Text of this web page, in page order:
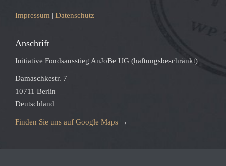
Impressum | Datenschutz
Anschrift
Initiative Fondsausstieg AnJoBe UG (haftungsbeschränkt)
Damaschkestr. 7
10711 Berlin
Deutschland
Finden Sie uns auf Google Maps →